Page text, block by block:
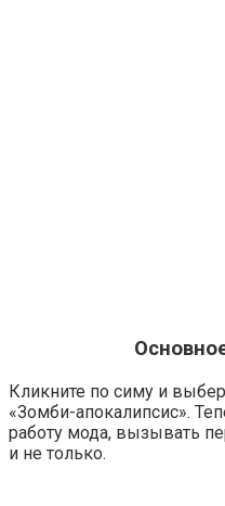
Кликните по симу и
«Зомби-апокалипсис».
работу мода, вызывать
и не только.